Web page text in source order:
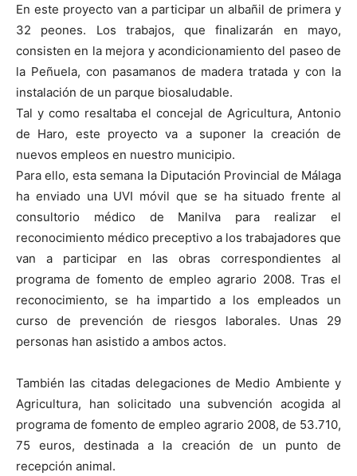
En este proyecto van a participar un albañil de primera y
32 peones. Los trabajos, que finalizarán en mayo,
consisten en la mejora y acondicionamiento del paseo de
la Peñuela, con pasamanos de madera tratada y con la
instalación de un parque biosaludable.
Tal y como resaltaba el concejal de Agricultura, Antonio
de Haro, este proyecto va a suponer la creación de
nuevos empleos en nuestro municipio.
Para ello, esta semana la Diputación Provincial de Málaga
ha enviado una UVI móvil que se ha situado frente al
consultorio médico de Manilva para realizar el
reconocimiento médico preceptivo a los trabajadores que
van a participar en las obras correspondientes al
programa de fomento de empleo agrario 2008. Tras el
reconocimiento, se ha impartido a los empleados un
curso de prevención de riesgos laborales. Unas 29
personas han asistido a ambos actos.
También las citadas delegaciones de Medio Ambiente y
Agricultura, han solicitado una subvención acogida al
programa de fomento de empleo agrario 2008, de 53.710,
75 euros, destinada a la creación de un punto de
recepción animal.